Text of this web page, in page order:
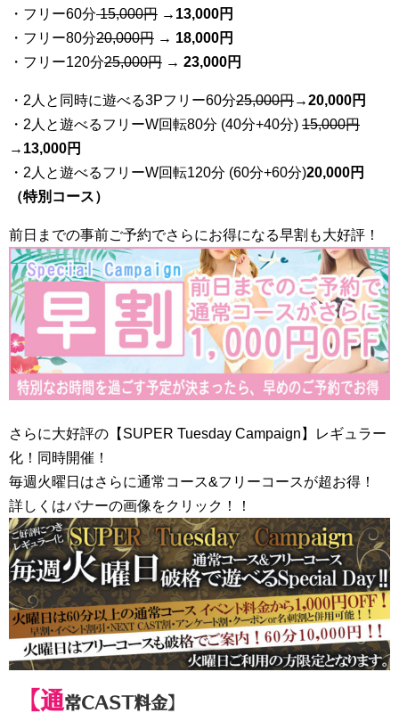
・フリー60分15,000円 → 13,000円
・フリー80分20,000円 → 18,000円
・フリー120分25,000円 → 23,000円
・2人と同時に遊べる3Pフリー60分25,000円→20,000円
・2人と遊べるフリーW回転80分 (40分+40分) 15,000円
→ 13,000円
・2人と遊べるフリーW回転120分 (60分+60分)20,000円
（特別コース）
前日までの事前ご予約でさらにお得になる早割も大好評！
さらに大好評の【SUPER Tuesday Campaign】レギュラー
化！同時開催！
毎週火曜日はさらに通常コース&フリーコースが超お得！
詳しくはバナーの画像をクリック！！
【通常CAST料金】